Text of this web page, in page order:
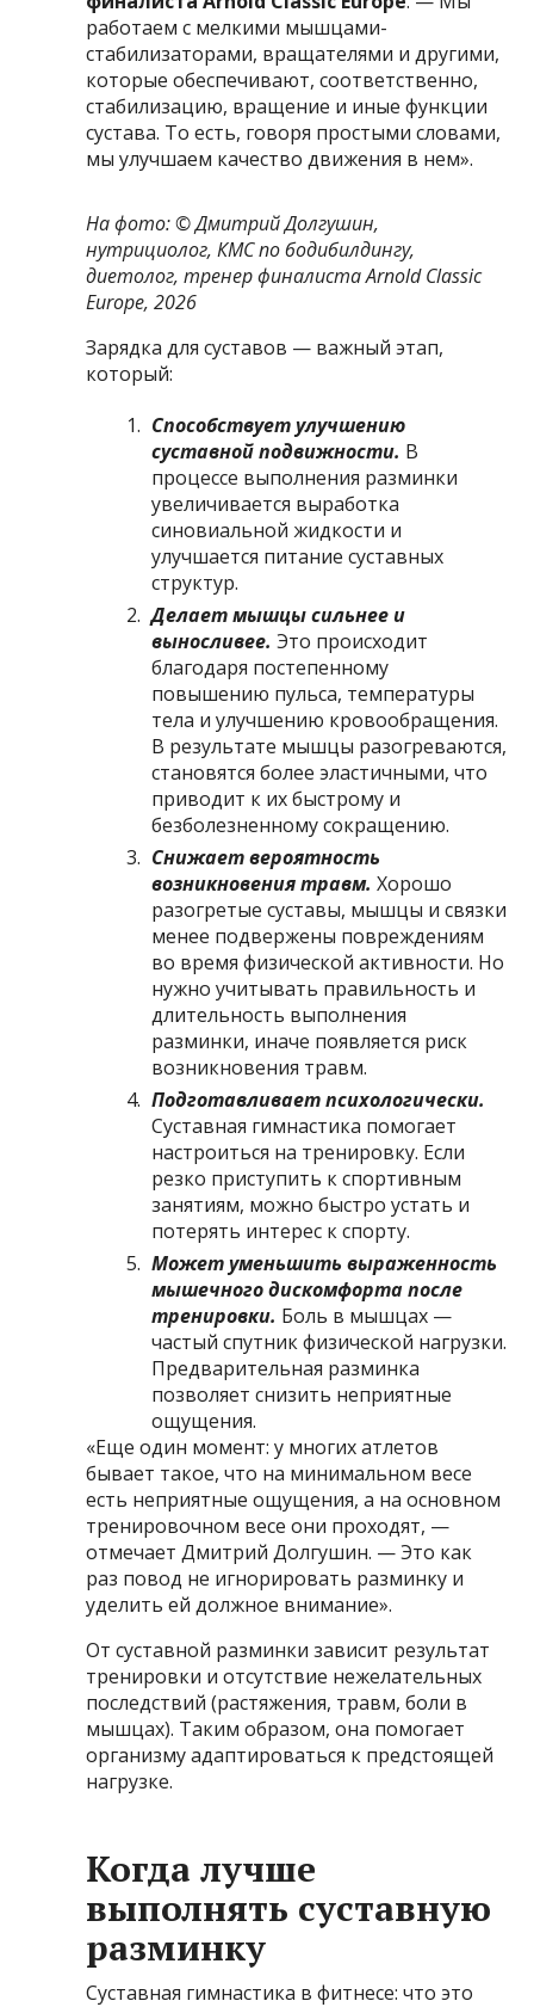
работаем с мелкими мышцами-
стабилизаторами, вращателями и другими,
которые обеспечивают, соответственно,
стабилизацию, вращение и иные функции
сустава. То есть, говоря простыми словами,
мы улучшаем качество движения в нем».
На фото: © Дмитрий Долгушин,
нутрициолог, КМС по бодибилдингу,
диетолог, тренер финалиста Arnold Classic
Europe, 2026
Зарядка для суставов — важный этап,
который:
Способствует улучшению
суставной подвижности. В
процессе выполнения разминки
увеличивается выработка
синовиальной жидкости и
улучшается питание суставных
структур.
Делает мышцы сильнее и
выносливее.Это происходит
благодаря постепенному
повышению пульса, температуры
тела и улучшению кровообращения.
В результате мышцы разогреваются,
становятся более эластичными, что
приводит к их быстрому и
безболезненному сокращению.
Снижает вероятность
возникновения травм.Хорошо
разогретые суставы, мышцы и связки
менее подвержены повреждениям
во время физической активности. Но
нужно учитывать правильность и
длительность выполнения
разминки, иначе появляется риск
возникновения травм.
Подготавливает психологически.
Суставная гимнастика помогает
настроиться на тренировку. Если
резко приступить к спортивным
занятиям, можно быстро устать и
потерять интерес к спорту.
Может уменьшить выраженность
мышечного дискомфорта после
тренировки. Боль в мышцах —
частый спутник физической нагрузки.
Предварительная разминка
позволяет снизить неприятные
ощущения.
«Еще один момент: у многих атлетов
бывает такое, что на минимальном весе
есть неприятные ощущения, а на основном
тренировочном весе они проходят, —
отмечает Дмитрий Долгушин. — Это как
раз повод не игнорировать разминку и
уделить ей должное внимание».
От суставной разминки зависит результат
тренировки и отсутствие нежелательных
последствий (растяжения, травм, боли в
мышцах). Таким образом, она помогает
организму адаптироваться к предстоящей
нагрузке.
Когда лучше
выполнять суставную
разминку
Суставная гимнастика в фитнесе: что это